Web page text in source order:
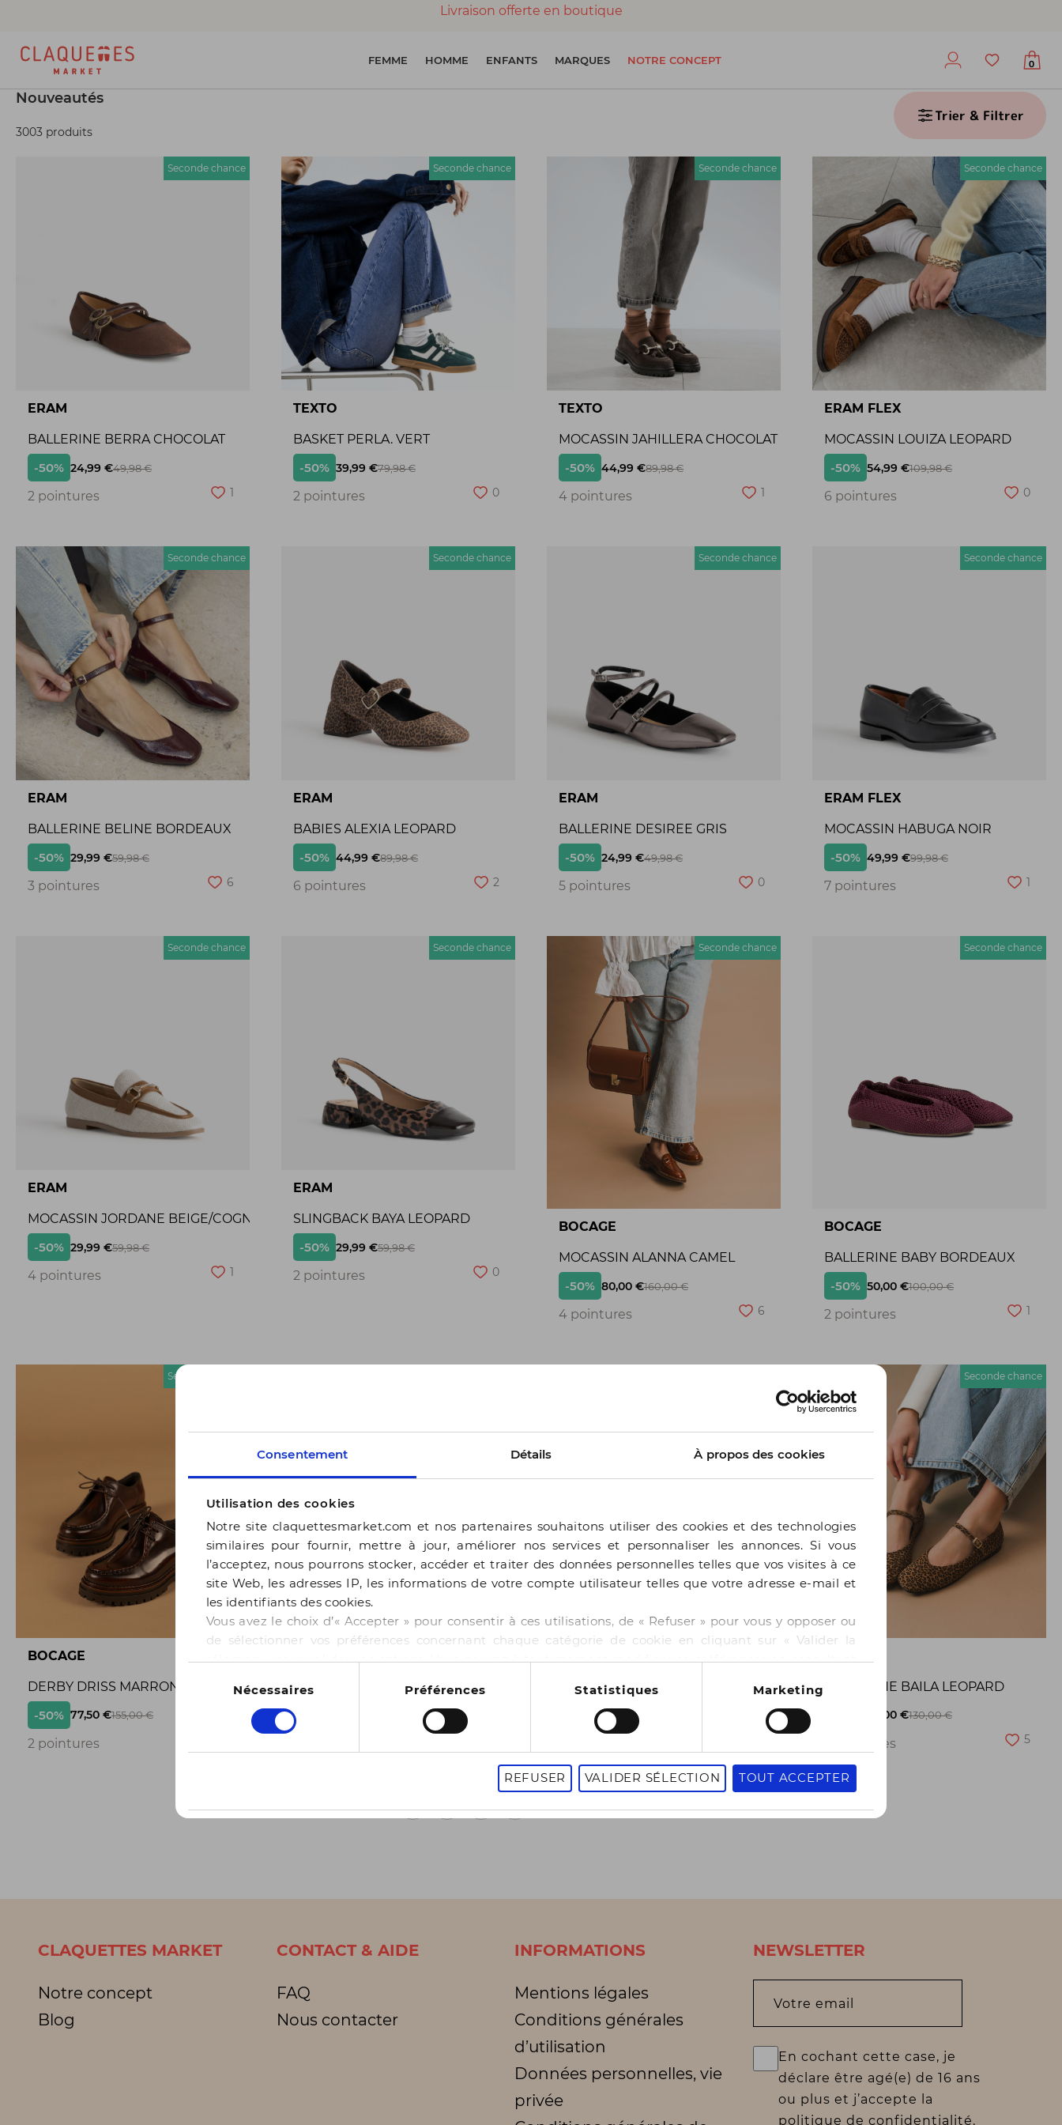
Consentement Détails À propos des cookies
Utilisation des cookies
Notre site claquettesmarket.com et nos partenaires souhaitons utiliser des cookies et des technologies
similaires pour fournir, mettre à jour, améliorer nos services et personnaliser les annonces. Si vous
l’acceptez, nous pourrons stocker, accéder et traiter des données personnelles telles que vos visites à ce
site Web, les adresses IP, les informations de votre compte utilisateur telles que votre adresse e-mail et
les identifiants des cookies.
Vous avez le choix d’« Accepter » pour consentir à ces utilisations, de « Refuser » pour vous y opposer ou
de sélectionner vos préférences concernant chaque catégorie de cookie en cliquant sur « Valider la
sélection » pour valider vos options. Vous pouvez à tout moment modifier vos préférences en consultant
consentement
Nécessaires Préférences Statistiques Marketing
REFUSER VALIDER SÉLECTION TOUT ACCEPTER
Livraison offerte en boutique
FEMME HOMME ENFANTS MARQUES NOTRE CONCEPT 0
Nouveautés
3003 produits
Trier & Filtrer
Seconde chance
ERAM
BALLERINE BERRA CHOCOLAT
-50% 24,99 €49,98 €
2 pointures 1
Seconde chance
TEXTO
BASKET PERLA. VERT
-50% 39,99 €79,98 €
2 pointures 0
Seconde chance
TEXTO
MOCASSIN JAHILLERA CHOCOLAT
-50% 44,99 €89,98 €
4 pointures 1
Seconde chance
ERAM FLEX
MOCASSIN LOUIZA LEOPARD
-50% 54,99 €109,98 €
6 pointures 0
Seconde chance
ERAM
BALLERINE BELINE BORDEAUX
-50% 29,99 €59,98 €
3 pointures 6
Seconde chance
ERAM
BABIES ALEXIA LEOPARD
-50% 44,99 €89,98 €
6 pointures 2
Seconde chance
ERAM
BALLERINE DESIREE GRIS
-50% 24,99 €49,98 €
5 pointures 0
Seconde chance
ERAM FLEX
MOCASSIN HABUGA NOIR
-50% 49,99 €99,98 €
7 pointures 1
Seconde chance
ERAM
MOCASSIN JORDANE BEIGE/COGNAC
-50% 29,99 €59,98 €
4 pointures 1
Seconde chance
ERAM
SLINGBACK BAYA LEOPARD
-50% 29,99 €59,98 €
2 pointures 0
Seconde chance
BOCAGE
MOCASSIN ALANNA CAMEL
-50% 80,00 €160,00 €
4 pointures 6
Seconde chance
BOCAGE
BALLERINE BABY BORDEAUX
-50% 50,00 €100,00 €
2 pointures 1
Seconde chance
BOCAGE
DERBY DRISS MARRON
-50% 77,50 €155,00 €
2 pointures
BALLERINE BAILA CHOCOLAT
ERAM
BALLERINE BEJIA BEIGE
Seconde chance
BALLERINE BAILA LEOPARD
65,00 €130,00 €
2 pointures 5
1 2 3
Page
1 - 16 sur 3003 articles
CLAQUETTES MARKET
Notre concept
Blog
CONTACT & AIDE
FAQ
Nous contacter
INFORMATIONS
Mentions légales
Conditions générales
d’utilisation
Données personnelles, vie
privée
NEWSLETTER
Votre email
En cochant cette case, je
déclare être agé(e) de 16 ans
ou plus et j’accepte la
politique de confidentialité.